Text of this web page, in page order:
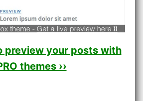
preview your posts with
themes ››